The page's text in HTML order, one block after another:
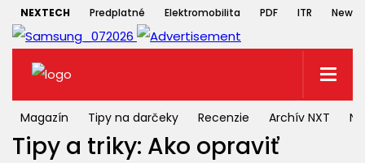
NEXTECH Predplatné Elektromobilita PDF ITR
Magazín Tipy na darčeky Recenzie Archív NXT
Tipy a triky: Ako opraviť